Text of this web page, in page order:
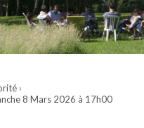
›
8 Mars 2026 à 17h00